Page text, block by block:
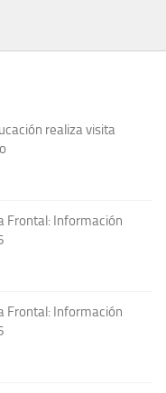
realiza visita
Frontal: Información
Frontal: Información